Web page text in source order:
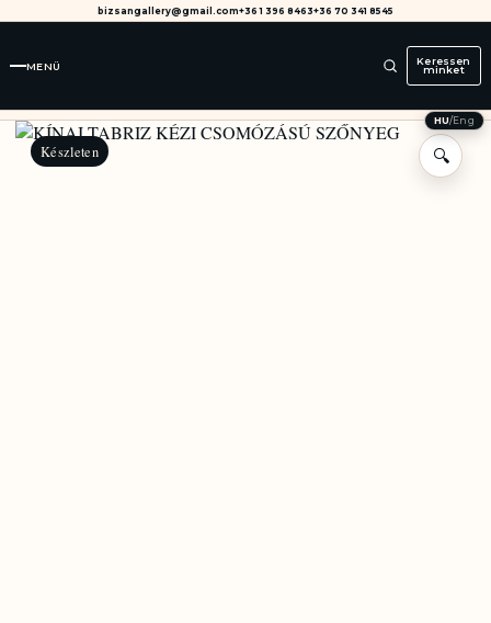
bizsangallery@gmail.com+36 1 396 8463+36 70 341 8545
MENÜ Keressen
minket
HU/Eng
Készleten 🔍